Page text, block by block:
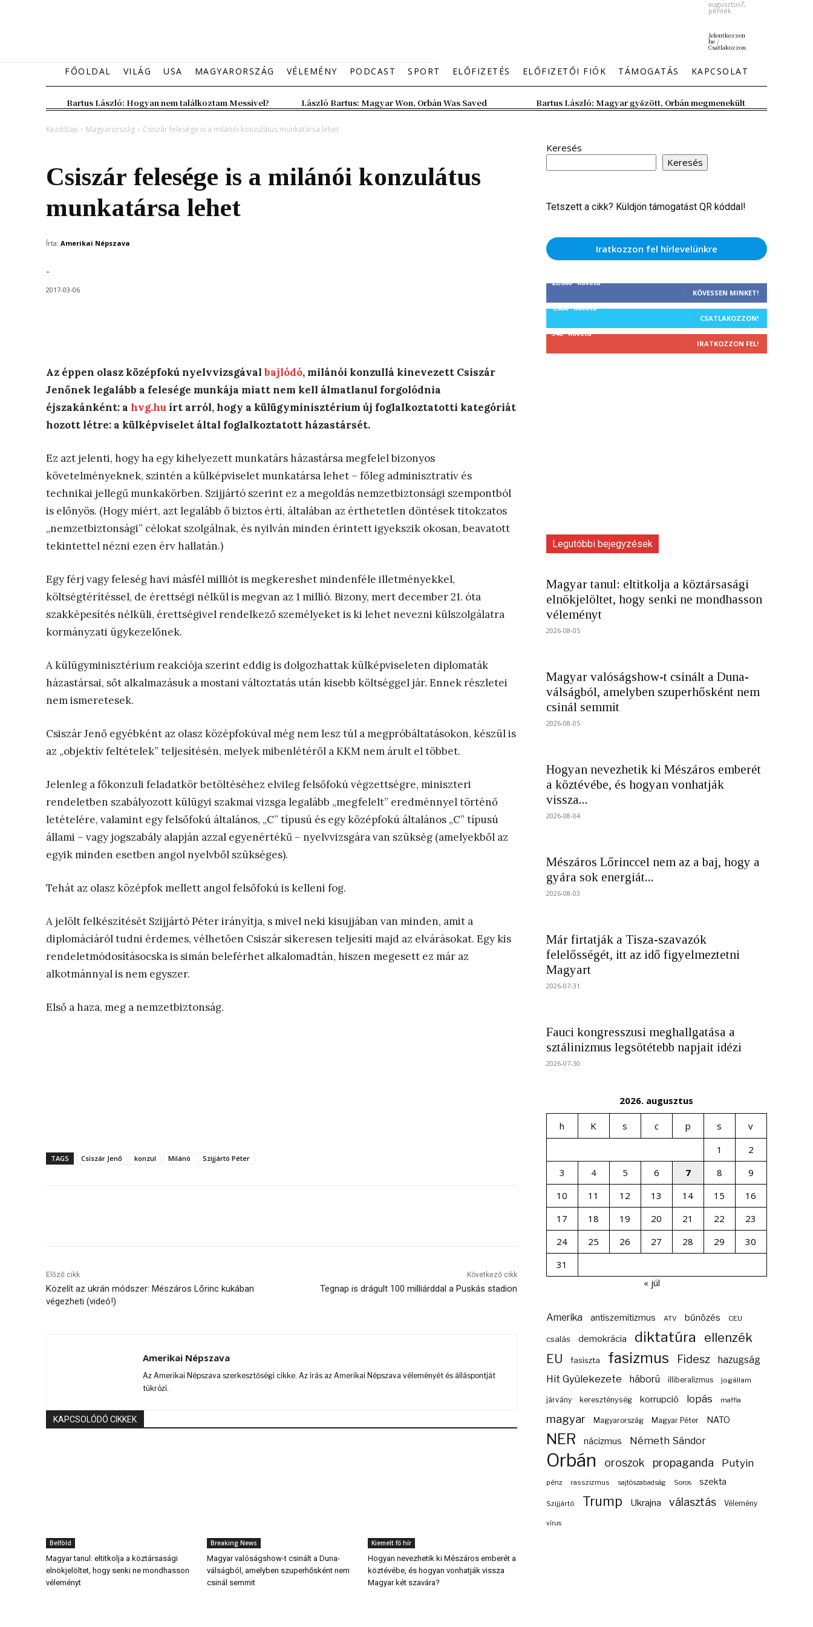
augusztus7,
péntek
Jelentkezzen
be /
Csatlakozzon
FŐOLDAL VILÁG USA MAGYARORSZÁG VÉLEMÉNY PODCAST SPORT ELŐFIZETÉS ELŐFIZETŐI FIÓK TÁMOGATÁS KAPCSOLAT
Bartus László: Hogyan nem találkoztam Messivel? László Bartus: Magyar Won, Orbán Was Saved Bartus László: Magyar győzött, Orbán megmenekült
Kezdőlap Magyarország Csiszár felesége is a milánói konzulátus munkatársa lehet
Csiszár felesége is a milánói konzulátus
munkatársa lehet
Írta: Amerikai Népszava
-
2017-03-06
Az éppen olasz középfokú nyelvvizsgávalbajlódó, milánói konzullá kinevezett Csiszár
Jenőnek legalább a felesége munkája miatt nem kell álmatlanul forgolódnia
éjszakánként: a hvg.huírt arról, hogy a külügyminisztérium új foglalkoztatotti kategóriát
hozott létre: a külképviselet által foglalkoztatott házastársét.
Ez azt jelenti, hogy ha egy kihelyezett munkatárs házastársa megfelel bizonyos
követelményeknek, szintén a külképviselet munkatársa lehet – főleg adminisztratív és
technikai jellegű munkakörben. Szijjártó szerint ez a megoldás nemzetbiztonsági szempontból
is előnyös. (Hogy miért, azt legalább ő biztos érti, általában az érthetetlen döntések titokzatos
„nemzetbiztonsági” célokat szolgálnak, és nyilván minden érintett igyekszik okosan, beavatott
tekintettel nézni ezen érv hallatán.)
Egy férj vagy feleség havi másfél milliót is megkereshet mindenféle illetményekkel,
költségtérítéssel, de érettségi nélkül is megvan az 1 millió. Bizony, mert december 21. óta
szakképesítés nélküli, érettségivel rendelkező személyeket is ki lehet nevezni külszolgálatra
kormányzati ügykezelőnek.
A külügyminisztérium reakciója szerint eddig is dolgozhattak külképviseleten diplomaták
házastársai, sőt alkalmazásuk a mostani változtatás után kisebb költséggel jár. Ennek részletei
nem ismeretesek.
Csiszár Jenő egyébként az olasz középfokúval még nem lesz túl a megpróbáltatásokon, készül is
az „objektív feltételek” teljesítésén, melyek mibenlétéről a KKM nem árult el többet.
Jelenleg a főkonzuli feladatkör betöltéséhez elvileg felsőfokú végzettségre, miniszteri
rendeletben szabályozott külügyi szakmai vizsga legalább „megfelelt” eredménnyel történő
letételére, valamint egy felsőfokú általános, „C” típusú és egy középfokú általános „C” típusú
állami – vagy jogszabály alapján azzal egyenértékű – nyelvvizsgára van szükség (amelyekből az
egyik minden esetben angol nyelvből szükséges).
Tehát az olasz középfok mellett angol felsőfokú is kelleni fog.
A jelölt felkészítését Szijjártó Péter irányítja, s mivel neki kisujjában van minden, amit a
diplomáciáról tudni érdemes, vélhetően Csiszár sikeresen teljesíti majd az elvárásokat. Egy kis
rendeletmódosításocska is simán beleférhet alkalomadtán, hiszen megesett ez már az
alkotmánnyal is nem egyszer.
Első a haza, meg a nemzetbiztonság.
TAGS Csiszár Jenő konzul Milánó Szijjártó Péter
Előző cikk
Közelít az ukrán módszer: Mészáros Lőrinc kukában
végezheti (videó!)
Következő cikk
Tegnap is drágult 100 milliárddal a Puskás stadion
Amerikai Népszava
Az Amerikai Népszava szerkesztőségi cikke. Az írás az Amerikai Népszava véleményét és álláspontját
tükrözi.
KAPCSOLÓDÓ CIKKEK
Belföld
Magyar tanul: eltitkolja a köztársasági
elnökjelöltet, hogy senki ne mondhasson
véleményt
Breaking News
Magyar valóságshow-t csinált a Duna-
válságból, amelyben szuperhősként nem
csinál semmit
Kiemelt fő hír
Hogyan nevezhetik ki Mészáros emberét a
köztévébe, és hogyan vonhatják vissza
Magyar két szavára?
Keresés
Keresés
Tetszett a cikk? Küldjön támogatást QR kóddal!
Iratkozzon fel hírlevelünkre
25,000 Követő
KÖVESSEN MINKET!
1,000 Követő
CSATLAKOZZON!
340 Követő
IRATKOZZON FEL!
Legutóbbi bejegyzések
Magyar tanul: eltitkolja a köztársasági
elnökjelöltet, hogy senki ne mondhasson
véleményt
2026-08-05
Magyar valóságshow-t csinált a Duna-
válságból, amelyben szuperhősként nem
csinál semmit
2026-08-05
Hogyan nevezhetik ki Mészáros emberét
a köztévébe, és hogyan vonhatják
vissza...
2026-08-04
Mészáros Lőrinccel nem az a baj, hogy a
gyára sok energiát...
2026-08-03
Már firtatják a Tisza-szavazók
felelősségét, itt az idő figyelmeztetni
Magyart
2026-07-31
Fauci kongresszusi meghallgatása a
sztálinizmus legsötétebb napjait idézi
2026-07-30
2026. augusztus
h K s c p s
v
1
2
3
4 5 6 7 8
9
10
11 12 13 14 15
16
17
18 19 20 21 22
23
24
25 26 27 28 29
30
31
« júl
Amerika antiszemitizmus ATV bűnözés CEU
csalás demokrácia diktatúra ellenzék
EU fasiszta fasizmus Fidesz hazugság
Hit Gyülekezete háború illiberalizmus jogállam
járvány kereszténység korrupció lopás maffia
magyar Magyarország Magyar Péter NATO
NER nácizmus Németh Sándor
Orbán oroszok propaganda Putyin
pénz rasszizmus sajtószabadság Soros szekta
Szijjártó Trump Ukrajna választás Vélemény
vírus